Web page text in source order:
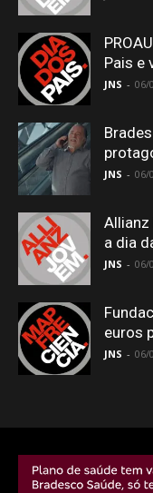
Pais e
JNS - 06/
JNS - 06/
Allianz
a dia
JNS - 06/
euros
JNS - 06/